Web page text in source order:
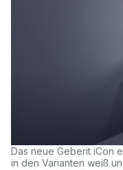
Das neue Geberit iCon
in den Varianten weiß